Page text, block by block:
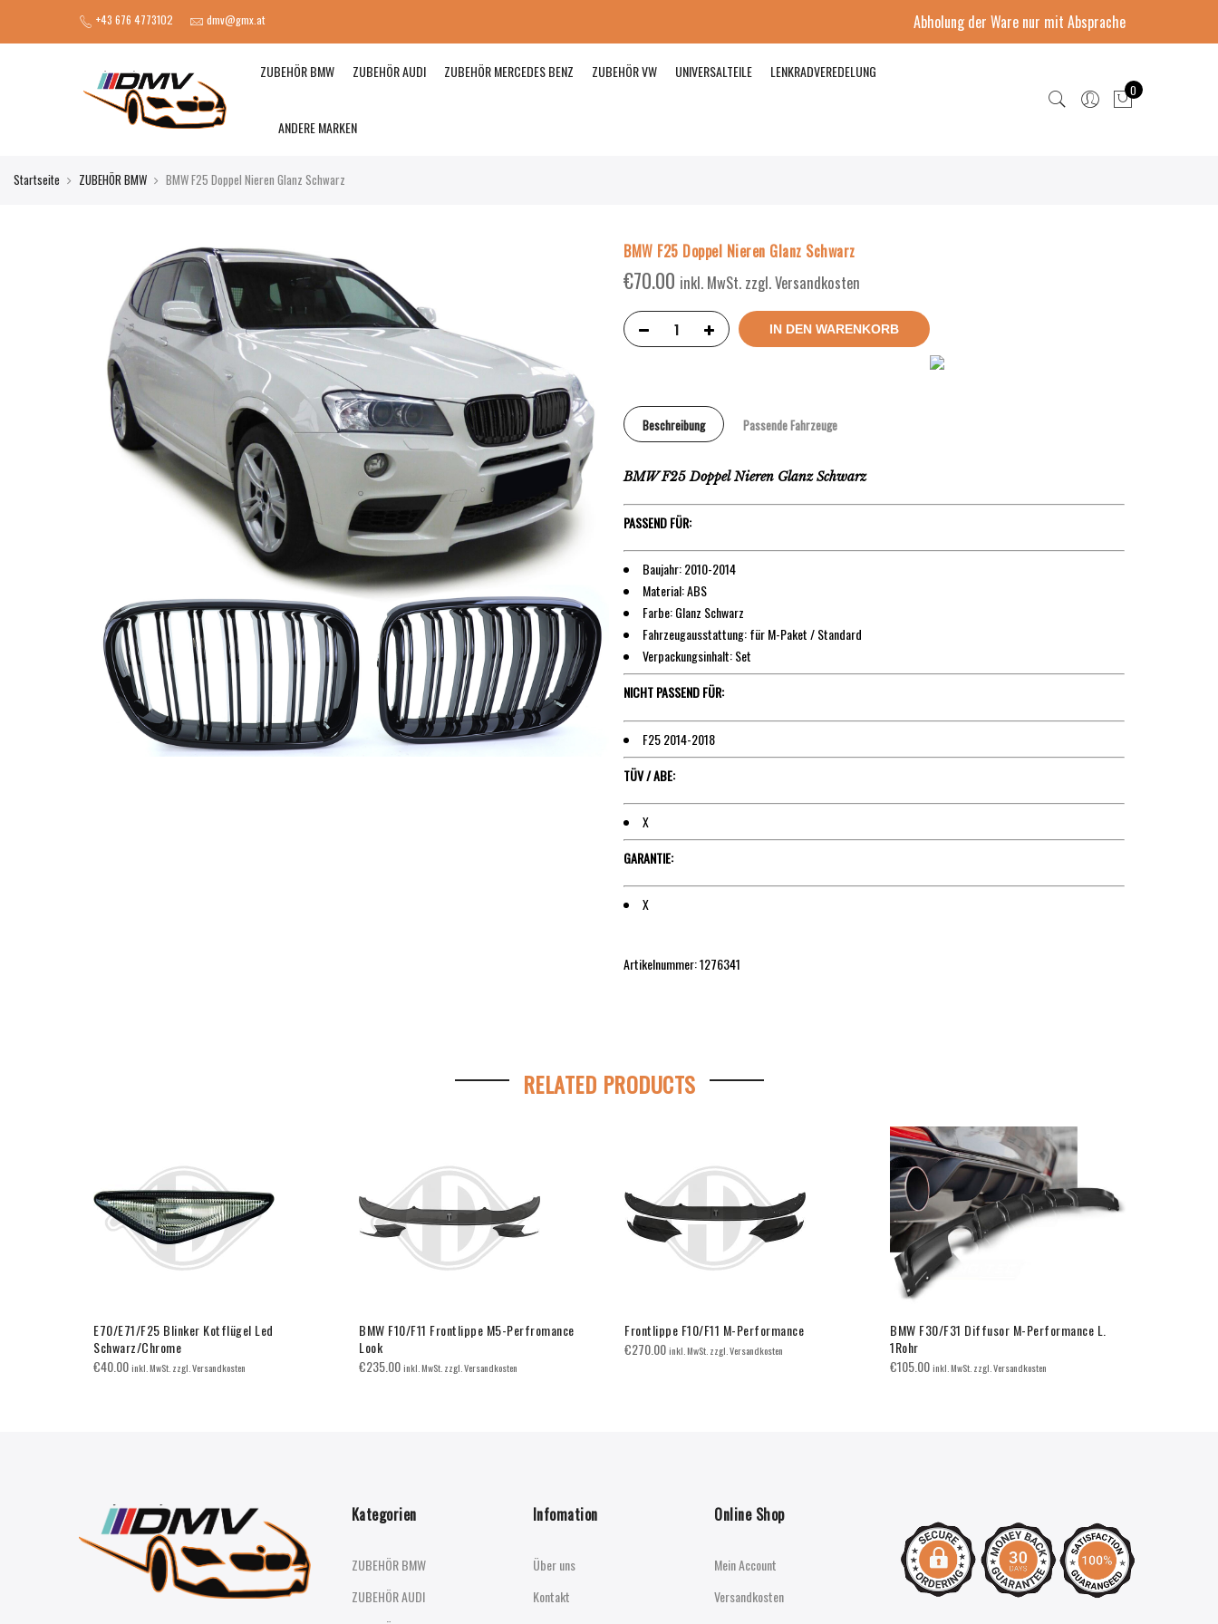
+43 676 4773102 dmv@gmx.at Abholung der Ware nur mit Absprache
ZUBEHÖR BMW ZUBEHÖR AUDI ZUBEHÖR MERCEDES BENZ ZUBEHÖR VW UNIVERSALTEILE LENKRADVEREDELUNG
ANDERE MARKEN
0
Startseite ZUBEHÖR BMW BMW F25 Doppel Nieren Glanz Schwarz
BMW F25 Doppel Nieren Glanz Schwarz
€70.00 inkl. MwSt. zzgl. Versandkosten
IN DEN WARENKORB
Beschreibung Passende Fahrzeuge
BMW F25 Doppel Nieren Glanz Schwarz
PASSEND FÜR:
Baujahr: 2010-2014
Material: ABS
Farbe: Glanz Schwarz
Fahrzeugausstattung: für M-Paket / Standard
Verpackungsinhalt: Set
NICHT PASSEND FÜR:
F25 2014-2018
TÜV / ABE:
X
GARANTIE:
X
Artikelnummer: 1276341
RELATED PRODUCTS
E70/E71/F25 Blinker Kotflügel Led
Schwarz/Chrome
€40.00inkl. MwSt. zzgl. Versandkosten
BMW F10/F11 Frontlippe M5-Perfromance
Look
€235.00inkl. MwSt. zzgl. Versandkosten
Frontlippe F10/F11 M-Performance
€270.00inkl. MwSt. zzgl. Versandkosten
BMW F30/F31 Diffusor M-Performance L.
1Rohr
€105.00inkl. MwSt. zzgl. Versandkosten
Kategorien
ZUBEHÖR BMW
ZUBEHÖR AUDI
Infomation
Über uns
Kontakt
Online Shop
Mein Account
Versandkosten